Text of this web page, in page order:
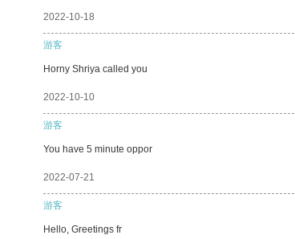
2022-10-18
游客
Horny Shriya called you
2022-10-10
游客
You have 5 minute oppor
2022-07-21
游客
Hello, Greetings fr